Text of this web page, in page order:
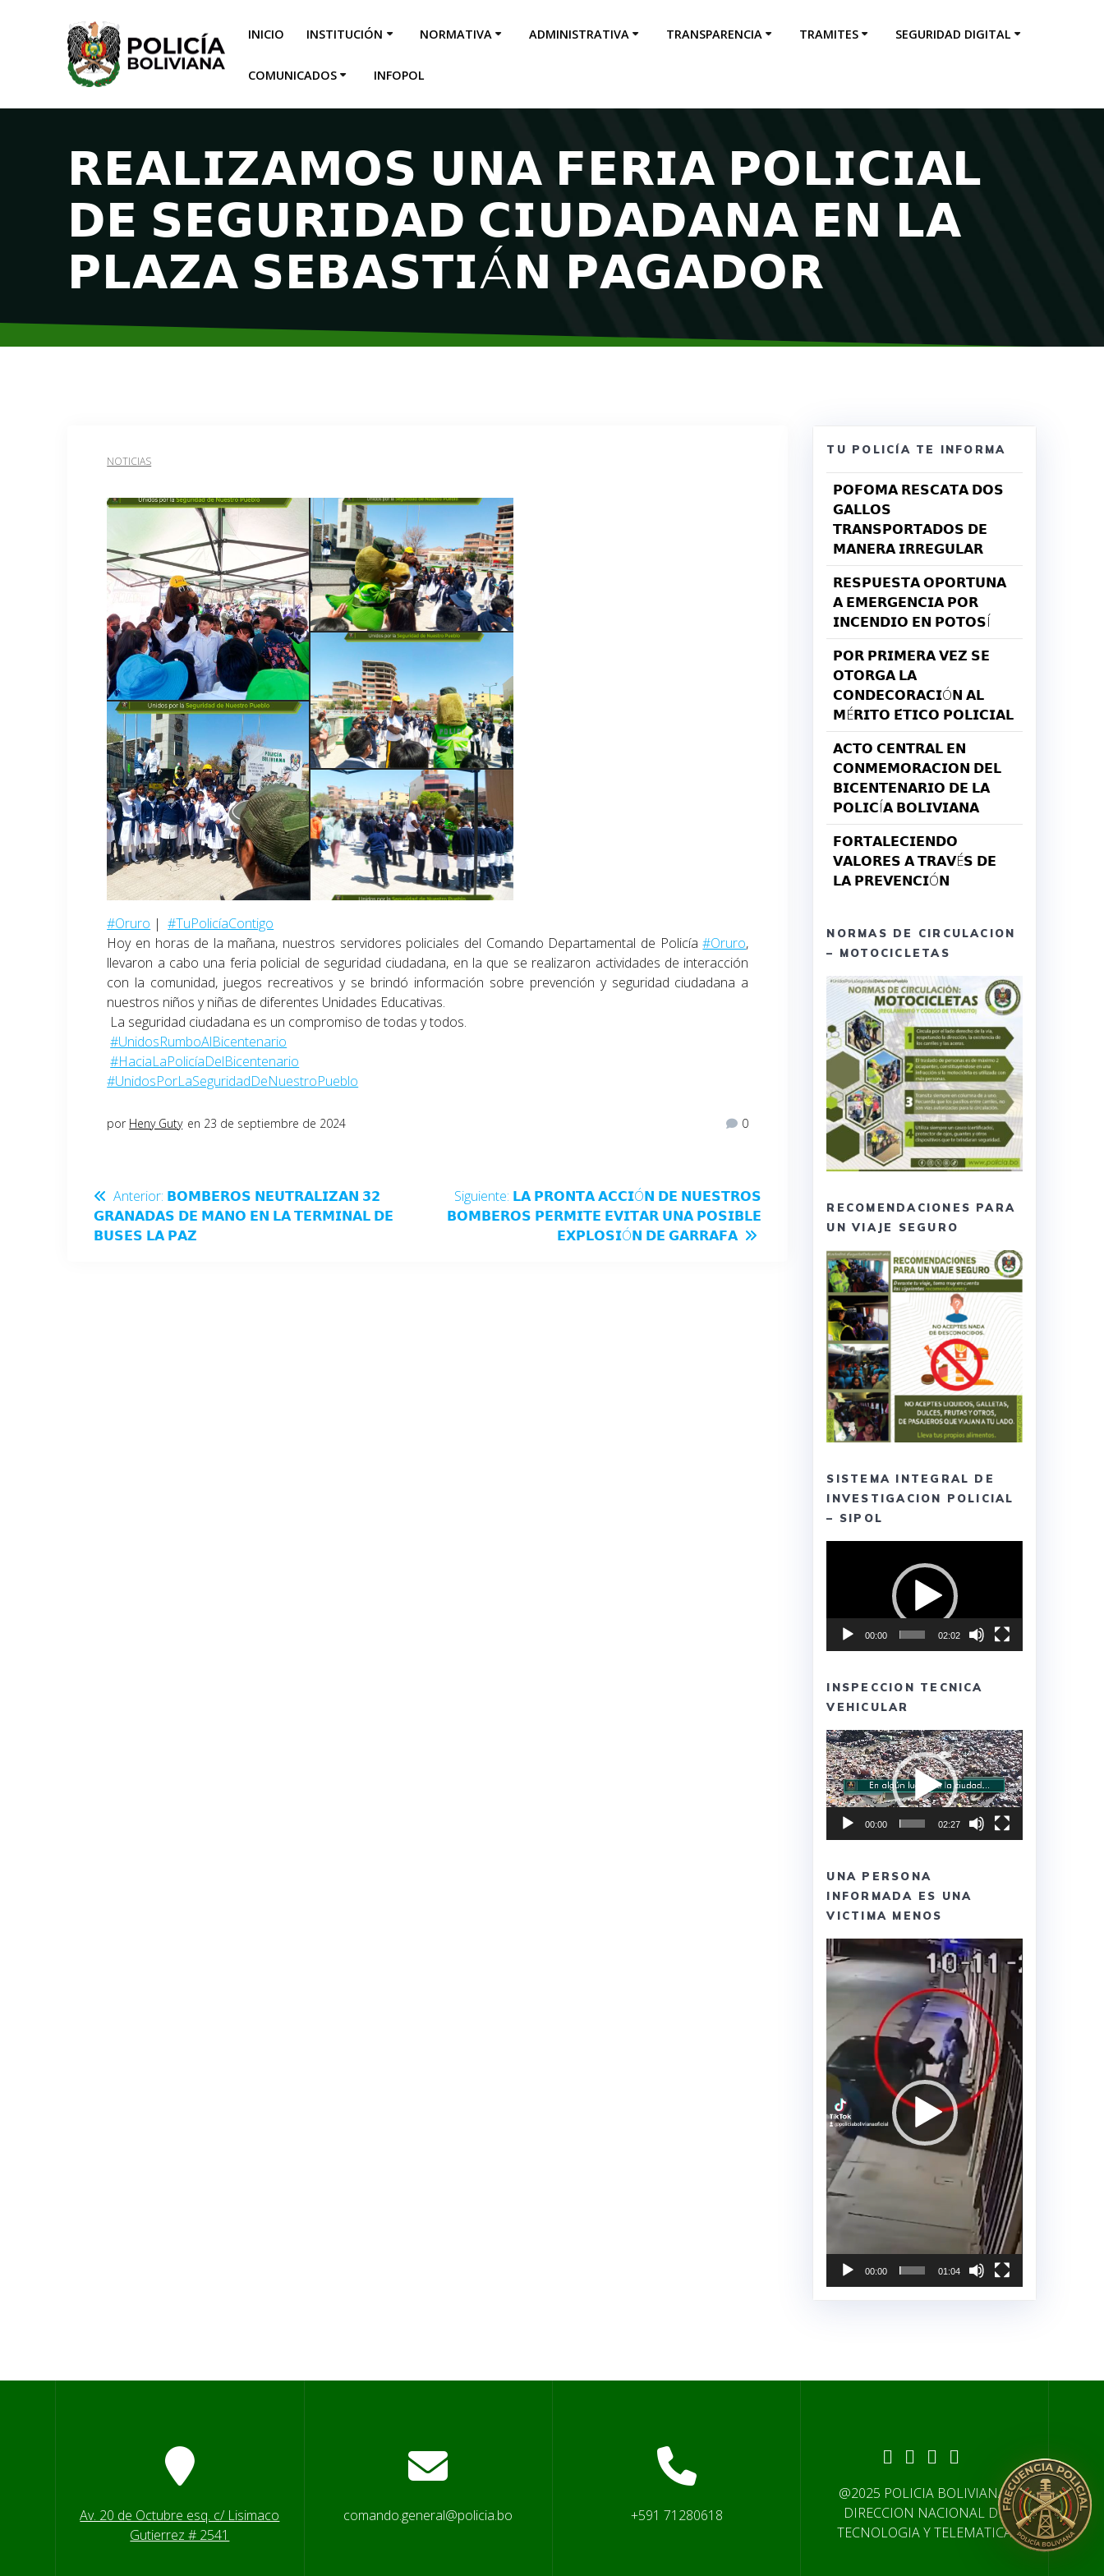
INICIO INSTITUCIÓN NORMATIVA ADMINISTRATIVA TRANSPARENCIA TRAMITES SEGURIDAD DIGITAL
COMUNICADOS INFOPOL
𝗥𝗘𝗔𝗟𝗜𝗭𝗔𝗠𝗢𝗦 𝗨𝗡𝗔 𝗙𝗘𝗥𝗜𝗔 𝗣𝗢𝗟𝗜𝗖𝗜𝗔𝗟
𝗗𝗘 𝗦𝗘𝗚𝗨𝗥𝗜𝗗𝗔𝗗 𝗖𝗜𝗨𝗗𝗔𝗗𝗔𝗡𝗔 𝗘𝗡 𝗟𝗔
𝗣𝗟𝗔𝗭𝗔 𝗦𝗘𝗕𝗔𝗦𝗧𝗜Á𝗡 𝗣𝗔𝗚𝗔𝗗𝗢𝗥
NOTICIAS
#Oruro |#TuPolicíaContigo
Hoy en horas de la mañana, nuestros servidores policiales del Comando Departamental de Policía#Oruro,
llevaron a cabo una feria policial de seguridad ciudadana, en la que se realizaron actividades de interacción
con la comunidad, juegos recreativos y se brindó información sobre prevención y seguridad ciudadana a
nuestros niños y niñas de diferentes Unidades Educativas.
La seguridad ciudadana es un compromiso de todas y todos.
#UnidosRumboAlBicentenario
#HaciaLaPolicíaDelBicentenario
#UnidosPorLaSeguridadDeNuestroPueblo
por Heny Guty en 23 de septiembre de 2024 0
Anterior: 𝗕𝗢𝗠𝗕𝗘𝗥𝗢𝗦 𝗡𝗘𝗨𝗧𝗥𝗔𝗟𝗜𝗭𝗔𝗡 𝟯𝟮
𝗚𝗥𝗔𝗡𝗔𝗗𝗔𝗦 𝗗𝗘 𝗠𝗔𝗡𝗢 𝗘𝗡 𝗟𝗔 𝗧𝗘𝗥𝗠𝗜𝗡𝗔𝗟 𝗗𝗘
𝗕𝗨𝗦𝗘𝗦 𝗟𝗔 𝗣𝗔𝗭
Siguiente: 𝗟𝗔 𝗣𝗥𝗢𝗡𝗧𝗔 𝗔𝗖𝗖𝗜Ó𝗡 𝗗𝗘 𝗡𝗨𝗘𝗦𝗧𝗥𝗢𝗦
𝗕𝗢𝗠𝗕𝗘𝗥𝗢𝗦 𝗣𝗘𝗥𝗠𝗜𝗧𝗘 𝗘𝗩𝗜𝗧𝗔𝗥 𝗨𝗡𝗔 𝗣𝗢𝗦𝗜𝗕𝗟𝗘
𝗘𝗫𝗣𝗟𝗢𝗦𝗜Ó𝗡 𝗗𝗘 𝗚𝗔𝗥𝗥𝗔𝗙𝗔
TU POLICÍA TE INFORMA
𝗣𝗢𝗙𝗢𝗠𝗔 𝗥𝗘𝗦𝗖𝗔𝗧𝗔 𝗗𝗢𝗦
𝗚𝗔𝗟𝗟𝗢𝗦
𝗧𝗥𝗔𝗡𝗦𝗣𝗢𝗥𝗧𝗔𝗗𝗢𝗦 𝗗𝗘
𝗠𝗔𝗡𝗘𝗥𝗔 𝗜𝗥𝗥𝗘𝗚𝗨𝗟𝗔𝗥
𝗥𝗘𝗦𝗣𝗨𝗘𝗦𝗧𝗔 𝗢𝗣𝗢𝗥𝗧𝗨𝗡𝗔
𝗔 𝗘𝗠𝗘𝗥𝗚𝗘𝗡𝗖𝗜𝗔 𝗣𝗢𝗥
𝗜𝗡𝗖𝗘𝗡𝗗𝗜𝗢 𝗘𝗡 𝗣𝗢𝗧𝗢𝗦Í
𝗣𝗢𝗥 𝗣𝗥𝗜𝗠𝗘𝗥𝗔 𝗩𝗘𝗭 𝗦𝗘
𝗢𝗧𝗢𝗥𝗚𝗔 𝗟𝗔
𝗖𝗢𝗡𝗗𝗘𝗖𝗢𝗥𝗔𝗖𝗜Ó𝗡 𝗔𝗟
𝗠É𝗥𝗜𝗧𝗢 𝗘́𝗧𝗜𝗖𝗢 𝗣𝗢𝗟𝗜𝗖𝗜𝗔𝗟
𝗔𝗖𝗧𝗢 𝗖𝗘𝗡𝗧𝗥𝗔𝗟 𝗘𝗡
𝗖𝗢𝗡𝗠𝗘𝗠𝗢𝗥𝗔𝗖𝗜𝗢𝗡 𝗗𝗘𝗟
𝗕𝗜𝗖𝗘𝗡𝗧𝗘𝗡𝗔𝗥𝗜𝗢 𝗗𝗘 𝗟𝗔
𝗣𝗢𝗟𝗜𝗖Í𝗔 𝗕𝗢𝗟𝗜𝗩𝗜𝗔𝗡𝗔
𝗙𝗢𝗥𝗧𝗔𝗟𝗘𝗖𝗜𝗘𝗡𝗗𝗢
𝗩𝗔𝗟𝗢𝗥𝗘𝗦 𝗔 𝗧𝗥𝗔𝗩É𝗦 𝗗𝗘
𝗟𝗔 𝗣𝗥𝗘𝗩𝗘𝗡𝗖𝗜Ó𝗡
NORMAS DE CIRCULACION
– MOTOCICLETAS
RECOMENDACIONES PARA
UN VIAJE SEGURO
SISTEMA INTEGRAL DE
INVESTIGACION POLICIAL
– SIPOL
00:00 02:02
INSPECCION TECNICA
VEHICULAR
Reproductor
de
vídeo
00:00 02:27
UNA PERSONA
INFORMADA ES UNA
VICTIMA MENOS
Reproductor
de
vídeo
00:00 01:04
Av. 20 de Octubre esq. c/ Lisimaco
Gutierrez # 2541
comando.general@policia.bo +591 71280618
@2025 POLICIA BOLIVIANA-
DIRECCION NACIONAL DE
TECNOLOGIA Y TELEMATICA